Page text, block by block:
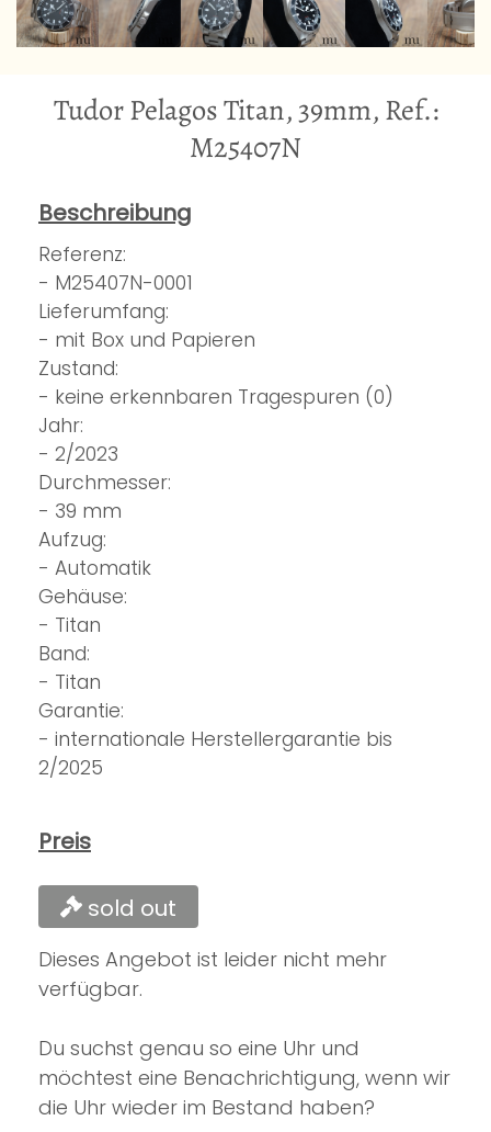
Tudor Pelagos Titan, 39mm, Ref.:
M25407N
Beschreibung
Referenz:
- M25407N-0001
Lieferumfang:
- mit Box und Papieren
Zustand:
- keine erkennbaren Tragespuren (0)
Jahr:
- 2/2023
Durchmesser:
- 39 mm
Aufzug:
- Automatik
Gehäuse:
- Titan
Band:
- Titan
Garantie:
- internationale Herstellergarantie bis
2/2025
Preis
sold out
Dieses Angebot ist leider nicht mehr
verfügbar.
Du suchst genau so eine Uhr und
möchtest eine Benachrichtigung, wenn wir
die Uhr wieder im Bestand haben?